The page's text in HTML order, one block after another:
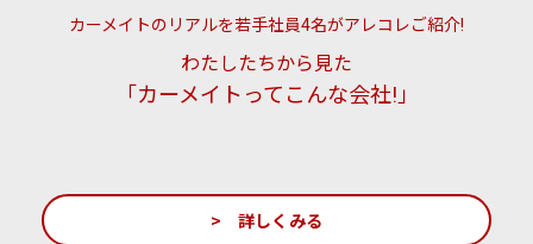
カーメイトのリアルを若手社員4名がアレコレご紹介!
わたしたちから見た
「カーメイトってこんな会社!」
> 詳しくみる